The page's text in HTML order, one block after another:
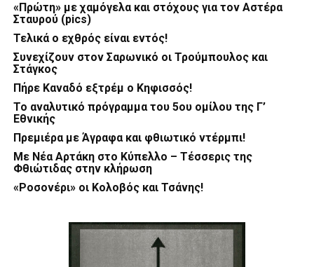
«Πρώτη» με χαμόγελα και στόχους για τον Αστέρα
Σταυρού (pics)
Τελικά ο εχθρός είναι εντός!
Συνεχίζουν στον Σαρωνικό οι Τρούμπουλος και
Στάγκος
Πήρε Καναδό εξτρέμ ο Κηφισσός!
Το αναλυτικό πρόγραμμα του 5ου ομίλου της Γ’
Εθνικής
Πρεμιέρα με Άγραφα και φθιωτικό ντέρμπι!
Με Νέα Αρτάκη στο Κύπελλο – Τέσσερις της
Φθιώτιδας στην κλήρωση
«Ροσονέρι» οι Κολοβός και Τσάνης!